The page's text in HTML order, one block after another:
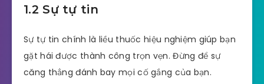
1.2 Sự tự tin
Sự tự tin chính là liều thuốc hiệu nghiệm giúp bạn
gặt hái được thành công trọn vẹn. Đừng để sự
căng thẳng đánh bay mọi cố gắng của bạn.